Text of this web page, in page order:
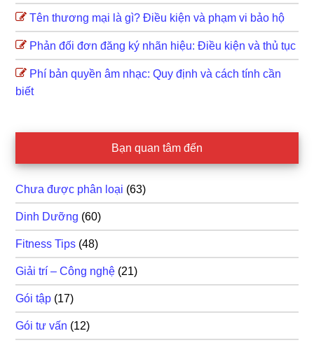
Tên thương mại là gì? Điều kiện và phạm vi bảo hộ
Phản đối đơn đăng ký nhãn hiệu: Điều kiện và thủ tục
Phí bản quyền âm nhạc: Quy định và cách tính cần
biết
Bạn quan tâm đến
Chưa được phân loại (63)
Dinh Dưỡng (60)
Fitness Tips (48)
Giải trí – Công nghệ (21)
Gói tập (17)
Gói tư vấn (12)